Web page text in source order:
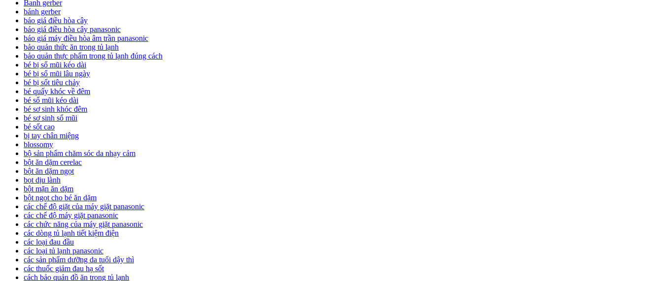
Banh gerber
bánh gerber
báo giá điều hòa cây
báo giá điều hòa cây panasonic
báo giá máy điều hòa âm trần panasonic
bảo quản thức ăn trong tủ lạnh
bảo quản thực phẩm trong tủ lạnh đúng cách
bé bị sổ mũi kéo dài
bé bị sổ mũi lâu ngày
bé bị sốt tiêu chảy
bé quấy khóc về đêm
bé sổ mũi kéo dài
bé sơ sinh khóc đêm
bé sơ sinh sổ mũi
bé sốt cao
bị tay chân miệng
blossomy
bộ sản phẩm chăm sóc da nhạy cảm
bột ăn dặm cerelac
bột ăn dặm ngọt
bọt dịu lành
bột mặn ăn dặm
bột ngọt cho bé ăn dặm
các chế độ giặt của máy giặt panasonic
các chế độ máy giặt panasonic
các chức năng của máy giặt panasonic
các dòng tủ lạnh tiết kiệm điện
các loại đau đầu
các loại tủ lạnh panasonic
các sản phẩm dưỡng da tuổi dậy thì
các thuốc giảm đau hạ sốt
cách bảo quản đồ ăn trong tủ lạnh